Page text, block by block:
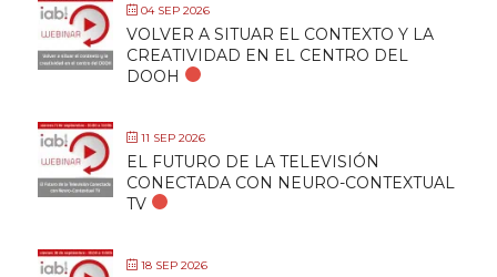
04 SEP 2026
VOLVER A SITUAR EL CONTEXTO Y LA
CREATIVIDAD EN EL CENTRO DEL
DOOH
11 SEP 2026
EL FUTURO DE LA TELEVISIÓN
CONECTADA CON NEURO-CONTEXTUAL
TV
18 SEP 2026